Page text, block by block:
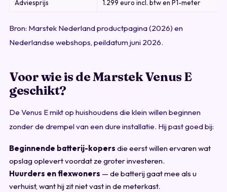
Adviesprijs 1.299 euro incl. btw en P1-meter
Bron: Marstek Nederland productpagina (2026) en
Nederlandse webshops, peildatum juni 2026.
Voor wie is de Marstek Venus E
geschikt?
De Venus E mikt op huishoudens die klein willen beginnen
zonder de drempel van een dure installatie. Hij past goed bij:
Beginnende batterij-kopers die eerst willen ervaren wat
opslag oplevert voordat ze groter investeren.
Huurders en flexwoners — de batterij gaat mee als u
verhuist, want hij zit niet vast in de meterkast.